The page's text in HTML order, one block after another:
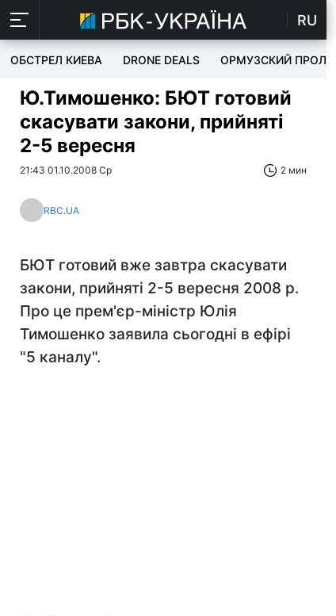
RU
ОБСТРЕЛ КИЕВА DRONE DEALS ОРМУЗСКИЙ ПРОЛИВ
Ю.Тимошенко: БЮТ готовий
скасувати закони, прийняті
2-5 вересня
21:43 01.10.2008 Ср 2 мин
RBC.UA
БЮТ готовий вже завтра скасувати
закони, прийняті 2-5 вересня 2008 р.
Про це прем'єр-міністр Юлія
Тимошенко заявила сьогодні в ефірі
"5 каналу".